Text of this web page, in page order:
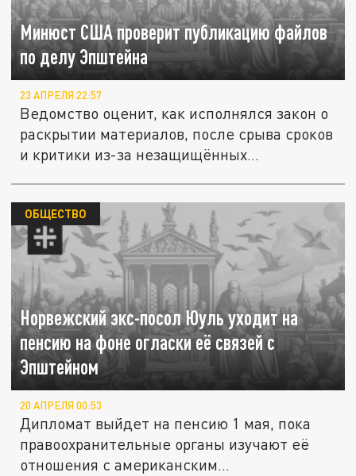
Минюст США проверит публикацию файлов
по делу Эпштейна
23 АПРЕЛЯ 22:57
Ведомство оценит, как исполнялся закон о
раскрытии материалов, после срыва сроков
и критики из-за незащищённых...
Норвежский экс-посол Юуль уходит на
пенсию на фоне огласки её связей с
Эпштейном
ОБЩЕСТВО
20 АПРЕЛЯ 00:53
Дипломат выйдет на пенсию 1 мая, пока
правоохранительные органы изучают её
отношения с американским...